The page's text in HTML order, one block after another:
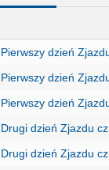
Pierwszy dzień
Pierwszy dzień
Pierwszy dzień
Drugi dzień Zjazdu
Drugi dzień Zjazdu